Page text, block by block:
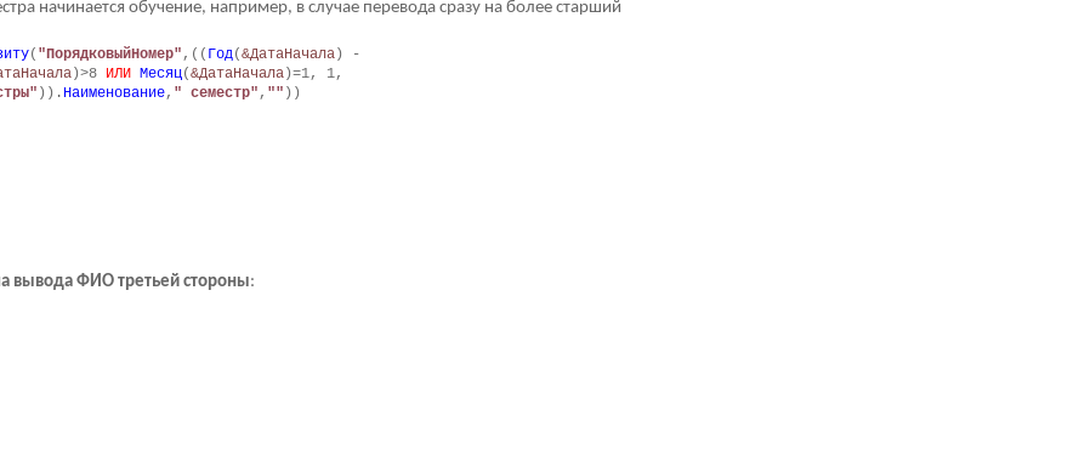
начинается обучение, например, в случае перевода сразу на более старший
( "ПорядковыйНомер" ,(( Год(&ДатаНачала ) -
)>8 ИЛИ Месяц(&ДатаНачала )=1, 1,
)). Наименование, " семестр" , "" ))
вывода ФИО третьей стороны: